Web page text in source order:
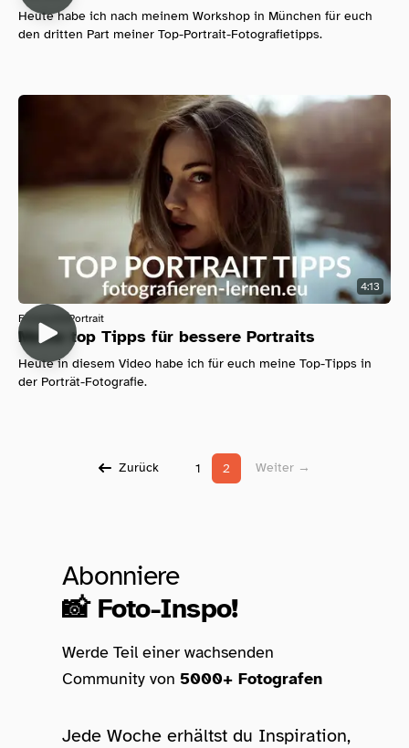
Heute habe ich nach meinem Workshop in München für euch
den dritten Part meiner Top-Portrait-Fotografietipps.
4:13
Fotografie Portrait
Meine top Tipps für bessere Portraits
Heute in diesem Video habe ich für euch meine Top-Tipps in
der Porträt-Fotografie.
Zurück 1 2 Weiter →
Abonniere
📸 Foto-Inspo!
Werde Teil einer wachsenden
Community von 5000+ Fotografen
Jede Woche erhältst du Inspiration,